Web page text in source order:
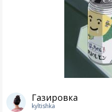
Газировка
kyltishka